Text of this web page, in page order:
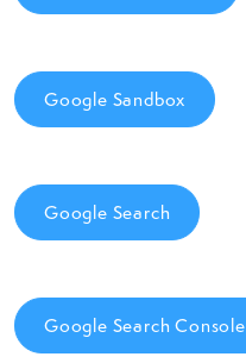
Google Sandbox
Google Search
Google Search Console